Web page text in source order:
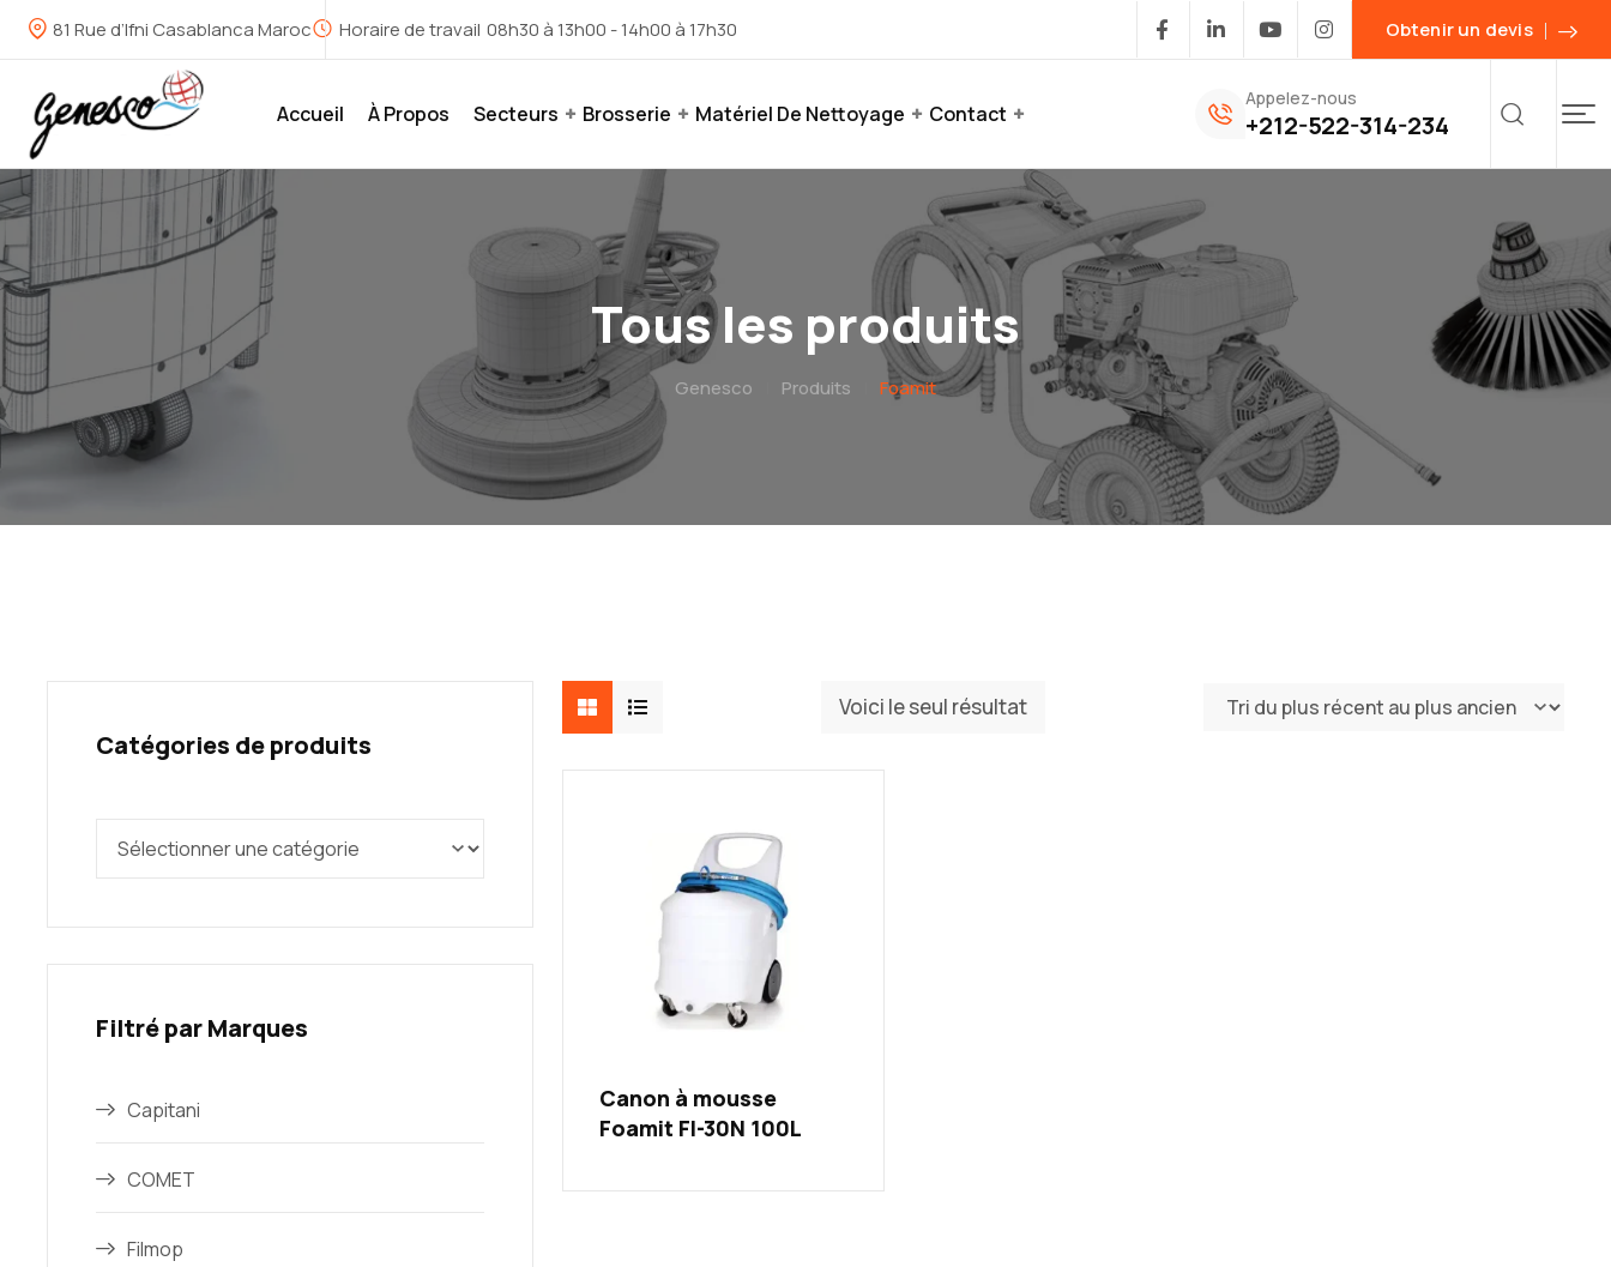
81 Rue d’Ifni Casablanca Maroc Horaire de travail 08h30 à 13h00 - 14h00 à 17h30 Obtenir un devis
Accueil À Propos Secteurs Brosserie Matériel De Nettoyage Contact
Appelez-nous
+212-522-314-234
Tous les produits
Genesco Produits Foamit
Catégories de produits
Filtré par Marques
Capitani
COMET
Filmop
Voici le seul résultat
Canon à mousse
Foamit FI-30N 100L